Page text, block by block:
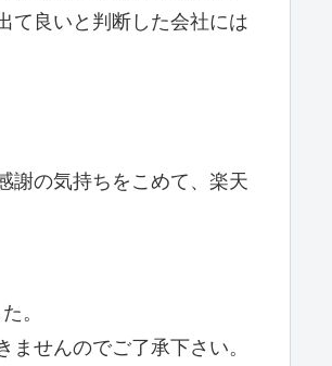
て良いと判断した会社には
謝の気持ちをこめて、楽天
。
せんのでご了承下さい。